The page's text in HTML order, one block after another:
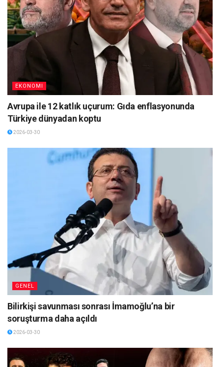
EKONOMI
Avrupa ile 12 katlık uçurum: Gıda enflasyonunda
Türkiye dünyadan koptu
2026-03-30
GENEL
Bilirkişi savunması sonrası İmamoğlu’na bir
soruşturma daha açıldı
2026-03-30